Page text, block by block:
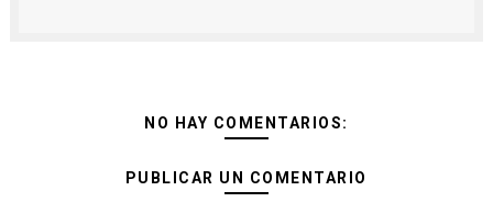
NO HAY COMENTARIOS:
PUBLICAR UN COMENTARIO